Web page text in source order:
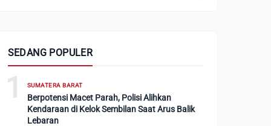
SEDANG POPULER
1 SUMATERA BARAT
Berpotensi Macet Parah, Polisi Alihkan
Kendaraan di Kelok Sembilan Saat Arus Balik
Lebaran